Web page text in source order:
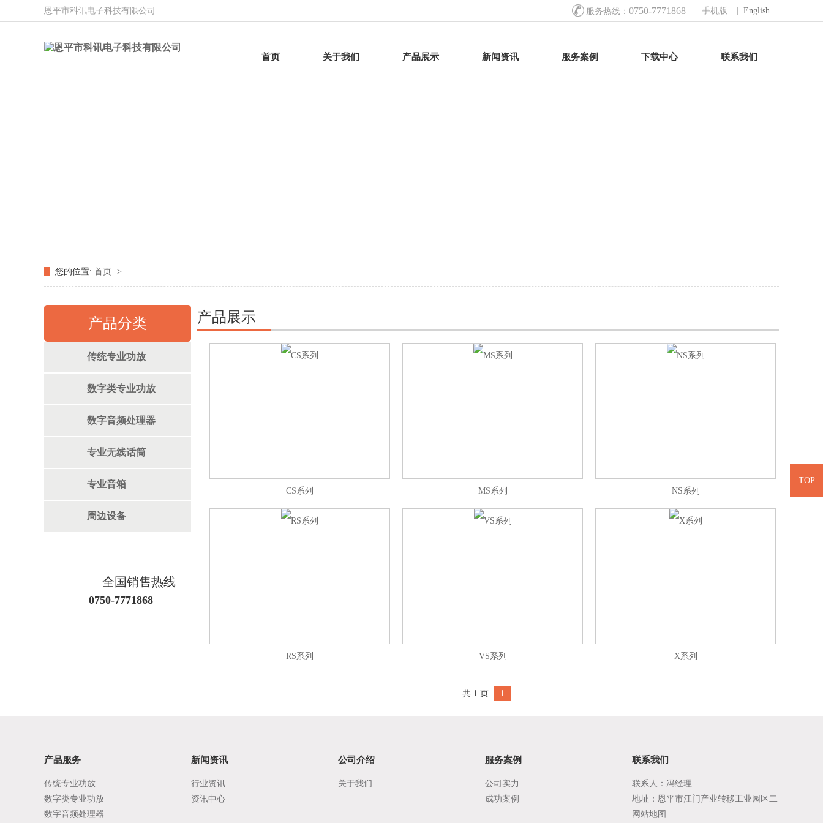
恩平市科讯电子科技有限公司  服务热线： 0750-7771868 | 手机版 English
首页 关于我们 产品展示 新闻资讯 服务案例 下载中心 联系我们
您的位置: 首页 >
产品分类
传统专业功放
数字类专业功放
数字音频处理器
专业无线话筒
专业音箱
周边设备
全国销售热线
0750-7771868
产品展示
CS系列 MS系列 NS系列
RS系列 VS系列 X系列
共 1 页 1
产品服务
传统专业功放
数字类专业功放
数字音频处理器
新闻资讯
行业资讯
资讯中心
公司介绍
关于我们
服务案例
公司实力
成功案例
联系我们
联系人：冯经理
地址：恩平市江门产业转移工业园区二
区B9号
网站地图
TOP